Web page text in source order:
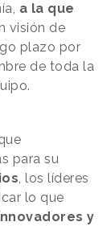
a la que
visión de
plazo por
de toda la
para su
, los líderes
lo que
y